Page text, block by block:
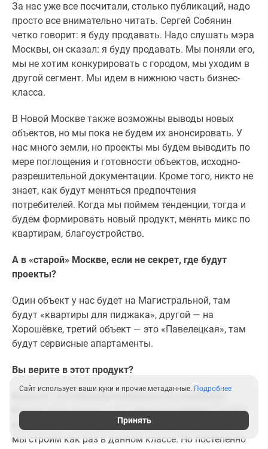
За нас уже все посчитали, столько публикаций, надо
просто все внимательно читать. Сергей Собянин
четко говорит: я буду продавать. Надо слушать мэра
Москвы, он сказал: я буду продавать. Мы поняли его,
мы не хотим конкурировать с городом, мы уходим в
другой сегмент. Мы идем в нижнюю часть бизнес-
класса.
В Новой Москве также возможны выводы новых
объектов, но мы пока не будем их анонсировать. У
нас много земли, но проекты мы будем выводить по
мере поглощения и готовности объектов, исходно-
разрешительной документации. Кроме того, никто не
знает, как будут меняться предпочтения
потребителей. Когда мы поймем тенденции, тогда и
будем формировать новый продукт, менять микс по
квартирам, благоустройство.
А в «старой» Москве, если не секрет, где будут
проекты?
Один объект у нас будет на Магистральной, там
будут «квартиры для пиджака», другой — на
Хорошёвке, третий объект — это «Павелецкая», там
будут сервисные апартаменты.
Вы верите в этот продукт?
Конечно. Он повышает мобильность населения.
Кстати, хочу сказать, что у богатых людей в России
мобильность высокая, поэтому наши апартаменты
мы строим как раз в данном классе. Но постепенно
Сайт использует ваши куки и прочие метаданные. Подробнее
Принять